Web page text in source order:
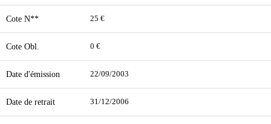
Cote N** 25 €
Cote Obl. 0 €
Date d'émission 22/09/2003
Date de retrait 31/12/2006